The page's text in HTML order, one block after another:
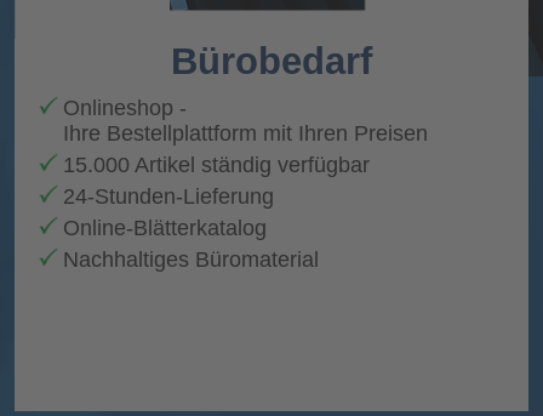
Bürobedarf
Onlineshop -
Ihre Bestellplattform mit Ihren Preisen
15.000 Artikel ständig verfügbar
24-Stunden-Lieferung
Online-Blätterkatalog
Nachhaltiges Büromaterial